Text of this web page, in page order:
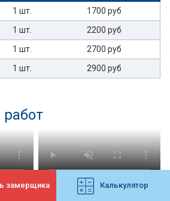
замерщика Калькулятор
1 шт.
1700 руб
1 шт.
2200 руб
1 шт.
2700 руб
1 шт. 2900 руб